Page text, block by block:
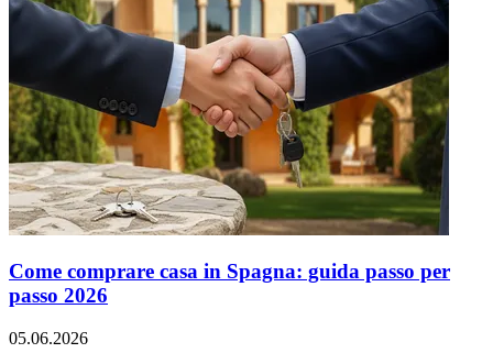
Come comprare casa in Spagna: guida passo per
passo 2026
05.06.2026